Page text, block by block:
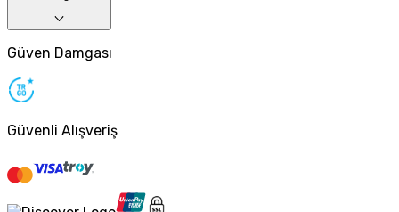
Güven Damgası
Güvenli Alışveriş